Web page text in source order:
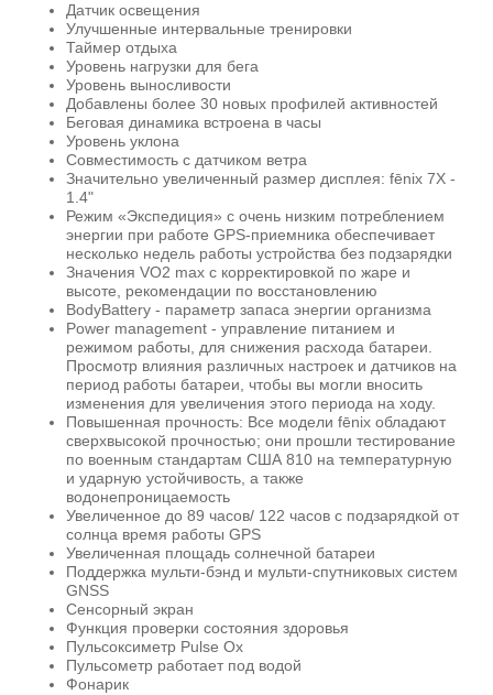
Датчик освещения
Улучшенные интервальные тренировки
Таймер отдыха
Уровень нагрузки для бега
Уровень выносливости
Добавлены более 30 новых профилей активностей
Беговая динамика встроена в часы
Уровень уклона
Совместимость с датчиком ветра
Значительно увеличенный размер дисплея: fēnix 7X -
1.4"
Режим «Экспедиция» с очень низким потреблением
энергии при работе GPS-приемника обеспечивает
несколько недель работы устройства без подзарядки
Значения VO2 max с корректировкой по жаре и
высоте, рекомендации по восстановлению
BodyBattery - параметр запаса энергии организма
Power management - управление питанием и
режимом работы, для снижения расхода батареи.
Просмотр влияния различных настроек и датчиков на
период работы батареи, чтобы вы могли вносить
изменения для увеличения этого периода на ходу.
Повышенная прочность: Все модели fēnix обладают
сверхвысокой прочностью; они прошли тестирование
по военным стандартам США 810 на температурную
и ударную устойчивость, а также
водонепроницаемость
Увеличенное до 89 часов/ 122 часов с подзарядкой от
солнца время работы GPS
Увеличенная площадь солнечной батареи
Поддержка мульти-бэнд и мульти-спутниковых систем
GNSS
Сенсорный экран
Функция проверки состояния здоровья
Пульсоксиметр Pulse Ox
Пульсометр работает под водой
Фонарик